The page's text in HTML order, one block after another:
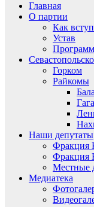
Главная
О партии
Как
Устав
Горком
Райкомы
Наши депутаты
Фракция
Фракция
Местные
Медиатека